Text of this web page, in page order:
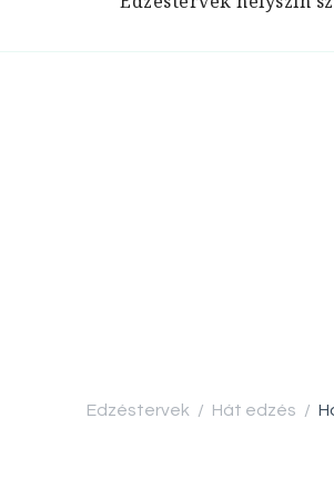
Edzéstervek / Hát edzés /